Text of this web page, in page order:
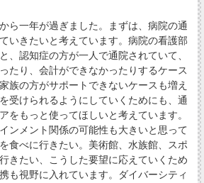
ら一年が過ぎました。まずは、病院の通
いきたいと考えています。病院の看護部
、認知症の方が一人で通院されていて、
たり、会計ができなかったりするケース
族の方がサポートできないケースも増え
受けられるようにしていくためにも、通
をもっと使ってほしいと考えています。
ンメント関係の可能性も大きいと思って
食べに行きたい。美術館、水族館、スポ
きたい、こうした要望に応えていくため
も視野に入れています。ダイバーシティ